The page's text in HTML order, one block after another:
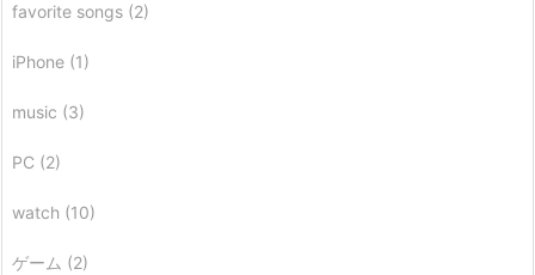
favorite songs (2)
iPhone (1)
music (3)
PC (2)
watch (10)
ゲーム (2)